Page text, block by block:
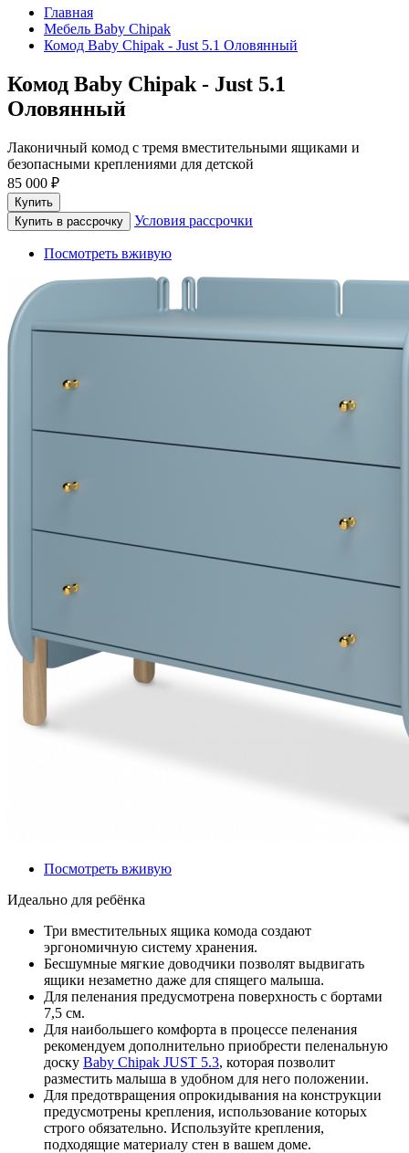
Главная
Мебель Baby Chipak
Комод Baby Chipak - Just 5.1 Оловянный
Комод Baby Chipak - Just 5.1
Оловянный
Лаконичный комод с тремя вместительными ящиками и
безопасными креплениями для детской
85 000 ₽
Купить
Купить в рассрочку
Условия рассрочки
Посмотреть вживую
Посмотреть вживую
Идеально для ребёнка
Три вместительных ящика комода создают
эргономичную систему хранения.
Бесшумные мягкие доводчики позволят выдвигать
ящики незаметно даже для спящего малыша.
Для пеленания предусмотрена поверхность с бортами
7,5 см.
Для наибольшего комфорта в процессе пеленания
рекомендуем дополнительно приобрести пеленальную
доску Baby Chipak JUST 5.3, которая позволит
разместить малыша в удобном для него положении.
Для предотвращения опрокидывания на конструкции
предусмотрены крепления, использование которых
строго обязательно. Используйте крепления,
подходящие материалу стен в вашем доме.